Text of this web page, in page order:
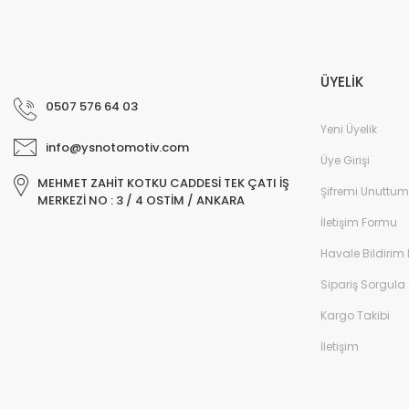
0507 576 64 03
info@ysnotomotiv.com
MEHMET ZAHİT KOTKU CADDESİ TEK ÇATI İŞ
MERKEZİ NO : 3 / 4 OSTİM / ANKARA
ÜYELİK
Yeni Üyelik
Üye Girişi
Şifremi Unuttum
İletişim Formu
Havale Bildirim
Sipariş Sorgula
Kargo Takibi
İletişim